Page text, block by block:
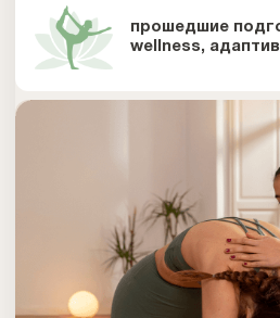
прошедшие
wellness,